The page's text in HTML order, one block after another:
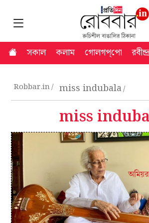
সকাল কলাম গোলগপ্‌পো
Robbar.in miss indubala
miss